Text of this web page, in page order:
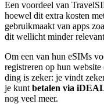
Een voordeel van
hoewel dit extra kosten
gebruikmaakt van apps
dit wellicht minder
Om een van hun eSIMs
registreren op hun website
ding is zeker: je vindt
je kunt betalen via
nog veel meer.